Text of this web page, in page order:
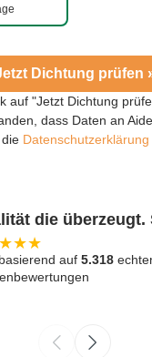
Dichtung prüfen
auf "Jetzt Dichtung
dass Daten an
Datenschutzerklärung
die überzeugt.
★★★
basierend auf 5.318